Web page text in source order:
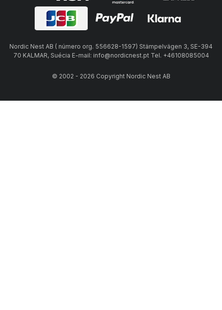
Nordic Nest AB ( número org. 556628-1597) Stämpelvägen 3, SE-394
70 KALMAR, Suécia E-mail: info@nordicnest.pt Tel. +46108085004
© 2002 - 2026 Copyright Nordic Nest AB